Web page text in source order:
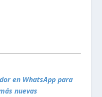
en WhatsApp para
nuevas